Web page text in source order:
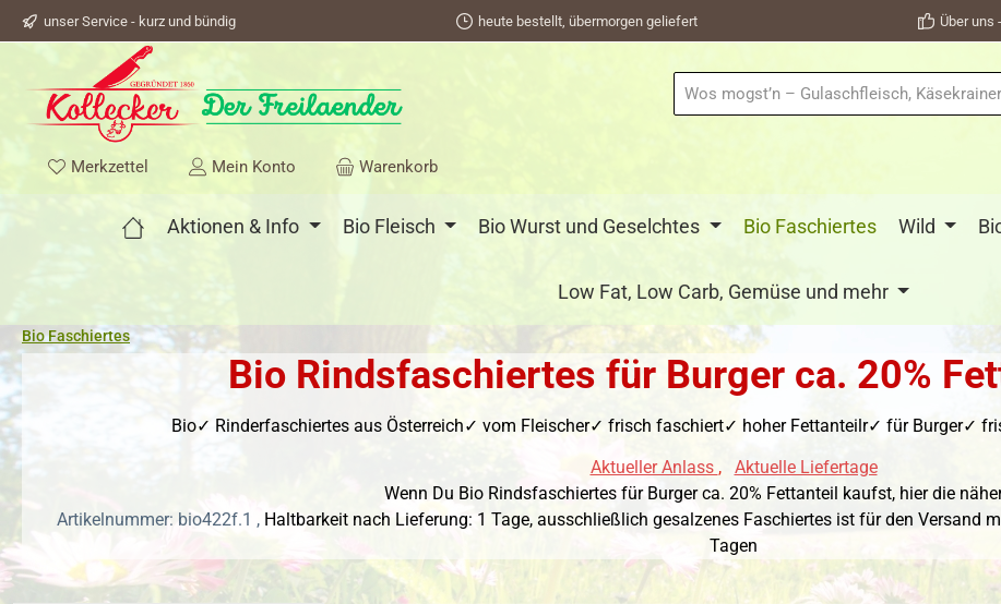
Zur Hauptnavigation springen
unser Service - kurz und bündig heute bestellt, übermorgen geliefert Über uns
Merkzettel Du hast 0 Produkte auf dem Merkzettel
Mein Konto Warenkorb
Aktionen & Info Bio Fleisch Bio Wurst und Geselchtes Bio Faschiertes Wild
Low Fat, Low Carb, Gemüse und mehr
Bio Faschiertes
Bio Rindsfaschiertes für Burger ca. 20%
Bio✓ Rinderfaschiertes aus Österreich✓ vom Fleischer✓ frisch faschiert✓ hoher Fettanteilr✓ für Burger✓
Aktueller Anlass ,
Aktuelle Liefertage
Wenn Du Bio Rindsfaschiertes für Burger ca. 20% Fettanteil kaufst, hier die
Artikelnummer: bio422f.1 , Haltbarkeit nach Lieferung: 1 Tage, ausschließlich gesalzenes Faschiertes ist für den Versand
Tagen